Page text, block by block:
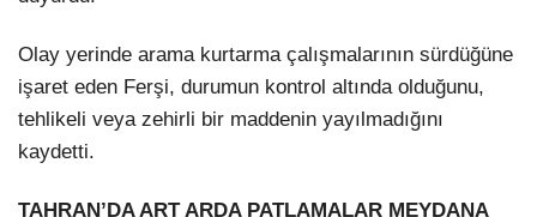
Olay yerinde arama kurtarma çalışmalarının sürdüğüne
işaret eden Ferşi, durumun kontrol altında olduğunu,
tehlikeli veya zehirli bir maddenin yayılmadığını
kaydetti.
TAHRAN’DA ART ARDA PATLAMALAR MEYDANA